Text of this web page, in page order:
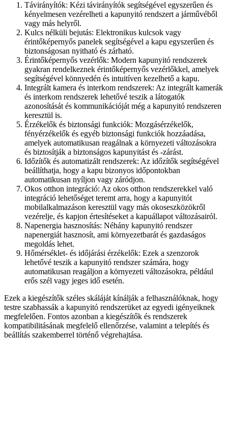
Távirányítók: Kézi távirányítók segítségével egyszerűen és
kényelmesen vezérelheti a kapunyitó rendszert a járművéből
vagy más helyről.
Kulcs nélküli bejutás: Elektronikus kulcsok vagy
érintőképernyős panelek segítségével a kapu egyszerűen és
biztonságosan nyitható és zárható.
Érintőképernyős vezérlők: Modern kapunyitó rendszerek
gyakran rendelkeznek érintőképernyős vezérlőkkel, amelyek
segítségével könnyedén és intuitíven kezelhető a kapu.
Integrált kamera és interkom rendszerek: Az integrált kamerák
és interkom rendszerek lehetővé teszik a látogatók
azonosítását és kommunikációját még a kapunyitó rendszeren
keresztül is.
Érzékelők és biztonsági funkciók: Mozgásérzékelők,
fényérzékelők és egyéb biztonsági funkciók hozzáadása,
amelyek automatikusan reagálnak a környezeti változásokra
és biztosítják a biztonságos kapunyitást és -zárást.
Időzítők és automatizált rendszerek: Az időzítők segítségével
beállíthatja, hogy a kapu bizonyos időpontokban
automatikusan nyíljon vagy záródjon.
Okos otthon integráció: Az okos otthon rendszerekkel való
integráció lehetőséget teremt arra, hogy a kapunyitót
mobilalkalmazáson keresztül vagy más okoseszközökről
vezérelje, és kapjon értesítéseket a kapuállapot változásairól.
Napenergia hasznosítás: Néhány kapunyitó rendszer
napenergiát hasznosít, ami környezetbarát és gazdaságos
megoldás lehet.
Hőmérséklet- és időjárási érzékelők: Ezek a szenzorok
lehetővé teszik a kapunyitó rendszer számára, hogy
automatikusan reagáljon a környezeti változásokra, például
erős szél vagy jeges idő esetén.
Ezek a kiegészítők széles skáláját kínálják a felhasználóknak, hogy
testre szabhassák a kapunyitó rendszerüket az egyedi igényeiknek
megfelelően. Fontos azonban a kiegészítők és rendszerek
kompatibilitásának megfelelő ellenőrzése, valamint a telepítés és
beállítás szakemberrel történő végrehajtása.